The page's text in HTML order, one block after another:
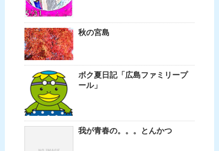
秋の宮島
ボク夏日記「広島ファミリープ
ール」
我が青春の。。。とんかつ